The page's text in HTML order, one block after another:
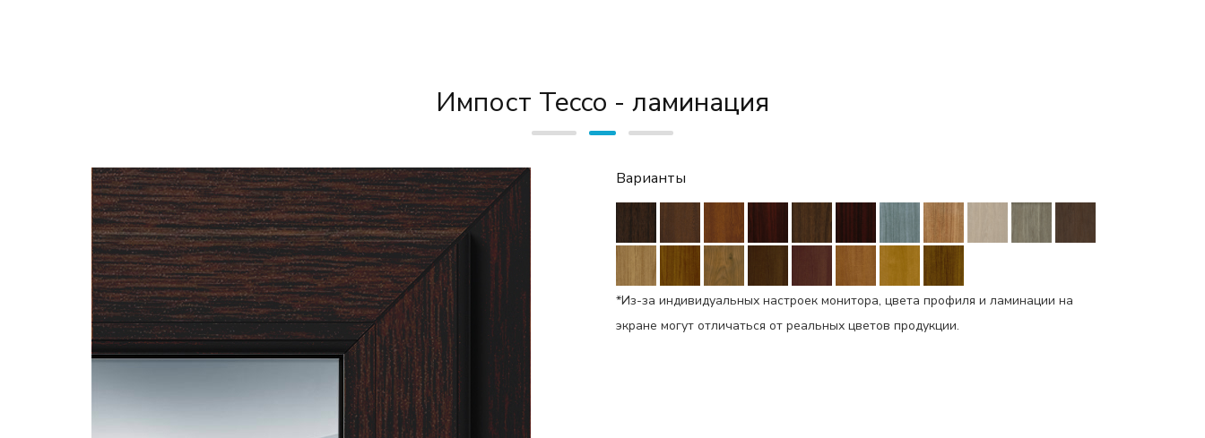
Импост Tecco - ламинация
Варианты
*Из-за индивидуальных настроек монитора, цвета профиля и ламинации на
экране могут отличаться от реальных цветов продукции.